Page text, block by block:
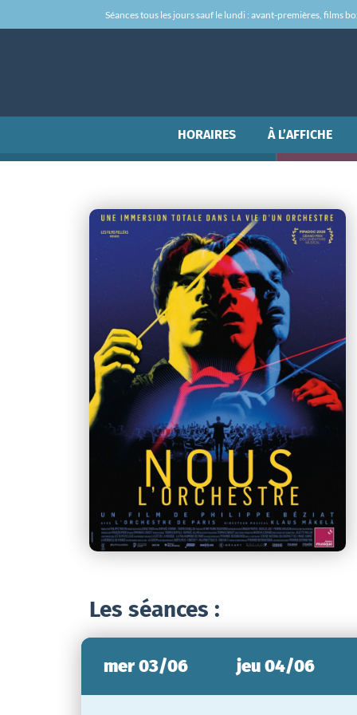
Séances tous les jours sauf le lundi : avant-premières, films
HORAIRES À L’AFFICHE
Les séances :
mer 03/06 jeu 04/06